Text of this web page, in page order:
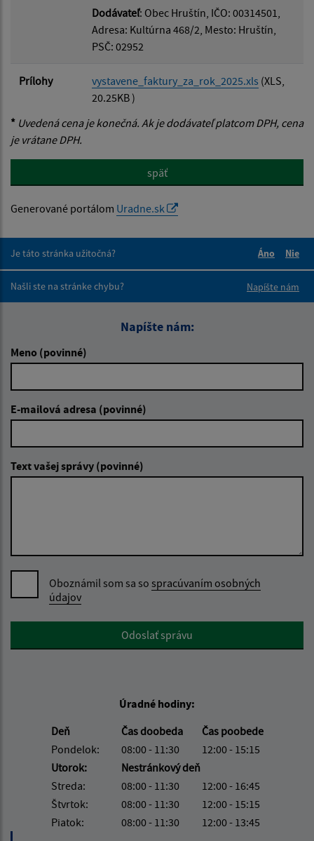
Dodávateľ: Obec Hruštín, IČO: 00314501,
Adresa: Kultúrna 468/2, Mesto: Hruštín,
PSČ: 02952
Prílohy vystavene_faktury_za_rok_2025.xls (XLS,
20.25KB )
* Uvedená cena je konečná. Ak je dodávateľ platcom DPH, cena
je vrátane DPH.
späť
Generované portálom Uradne.sk
Je táto stránka užitočná?
Áno
Nie
Našli ste na stránke chybu?
Napíšte nám
Napíšte nám:
Meno (povinné)
E-mailová adresa (povinné)
Text vašej správy (povinné)
Oboznámil som sa so spracúvaním osobných
údajov
Google reCaptcha ResponseOdoslať správu
Úradné hodiny:
Deň
Čas doobeda
Čas poobede
Pondelok:
08:00 - 11:30
12:00 - 15:15
Utorok:
Nestránkový deň
Streda:
08:00 - 11:30
12:00 - 16:45
Štvrtok:
08:00 - 11:30
12:00 - 15:15
Piatok:
08:00 - 11:30
12:00 - 13:45